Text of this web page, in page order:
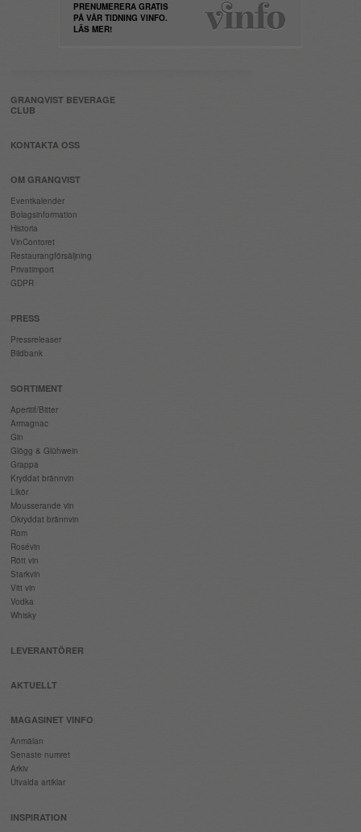
PRENUMERERA GRATIS
PÅ VÅR TIDNING VINFO.
LÄS MER!
GRANQVIST BEVERAGE
CLUB
KONTAKTA OSS
OM GRANQVIST
Eventkalender
Bolagsinformation
Historia
VinContoret
Restaurangförsäljning
Privatimport
GDPR
PRESS
Pressreleaser
Bildbank
SORTIMENT
Aperitif/Bitter
Armagnac
Gin
Glögg & Glühwein
Grappa
Kryddat brännvin
Likör
Mousserande vin
Okryddat brännvin
Rom
Rosévin
Rött vin
Starkvin
Vitt vin
Vodka
Whisky
LEVERANTÖRER
AKTUELLT
MAGASINET VINFO
Anmälan
Senaste numret
Arkiv
Utvalda artiklar
INSPIRATION